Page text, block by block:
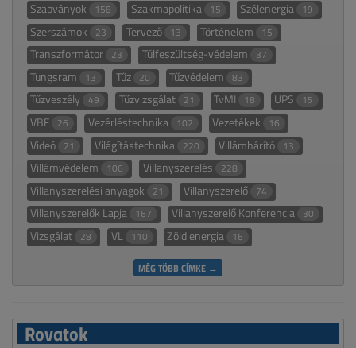
Szabványok 158 Szakmapolitika 15 Szélenergia 19
Szerszámok 23 Tervező 13 Történelem 15
Transzformátor 23 Túlfeszültség-védelem 37
Tungsram 13 Tűz 20 Tűzvédelem 83
Tűzveszély 49 Tűzvizsgálat 21 TvMI 18 UPS 15
VBF 26 Vezérléstechnika 102 Vezetékek 16
Videó 21 Világítástechnika 220 Villámhárító 13
Villámvédelem 106 Villanyszerelés 228
Villanyszerelési anyagok 21 Villanyszerelő 74
Villanyszerelők Lapja 167 Villanyszerelő Konferencia 30
Vizsgálat 28 VL 110 Zöld energia 16
MÉG TÖBB CÍMKE →
Rovatok